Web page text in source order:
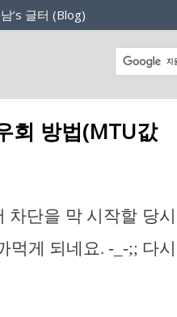
’s 글터 (Blog)
회 방법(MTU값
차단을 막 시작할 당시
먹게 되네요. -_-;; 다시